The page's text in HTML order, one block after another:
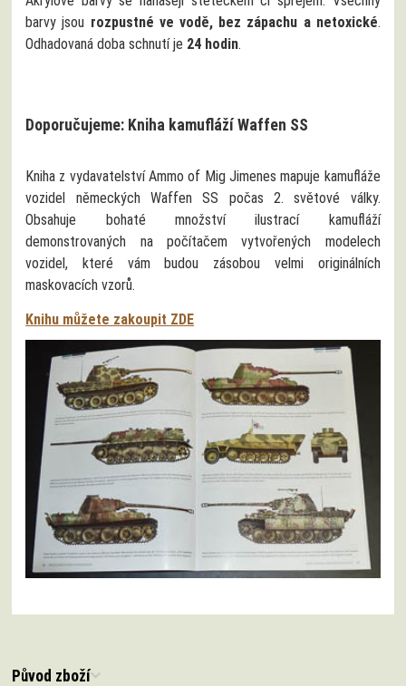
barvy jsou rozpustné ve vodě, bez zápachu a netoxické.
Odhadovaná doba schnutí je 24 hodin.
Doporučujeme: Kniha kamufláží Waffen SS
Kniha z vydavatelství Ammo of Mig Jimenes mapuje kamufláže
vozidel německých Waffen SS počas 2. světové války.
Obsahuje bohaté množství ilustrací kamufláží
demonstrovaných na počítačem vytvořených modelech
vozidel, které vám budou zásobou velmi originálních
maskovacích vzorů.
Knihu můžete zakoupit ZDE
Původ zboží